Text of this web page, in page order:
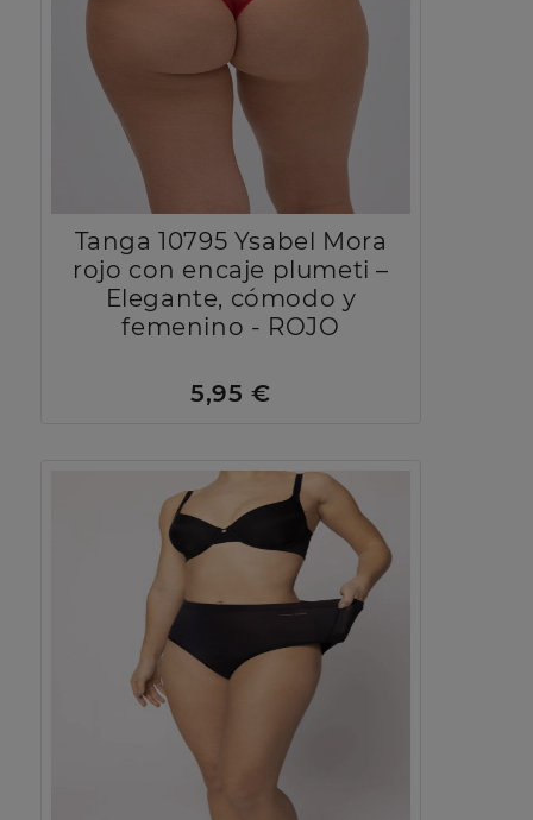
Tanga 10795 Ysabel Mora
rojo con encaje plumeti –
Elegante, cómodo y
femenino - ROJO
5,95 €